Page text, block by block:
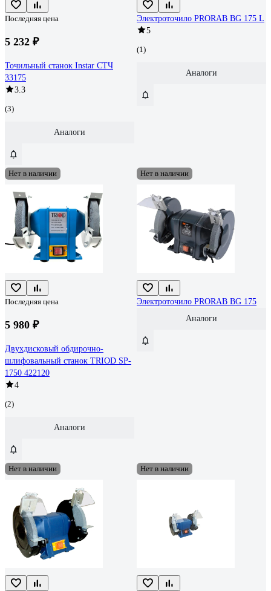
Последняя цена
5 232 ₽
Точильный станок Instar СТЧ
33175
3.3
(3)
Аналоги
Электроточило PRORAB BG 175 L
5
(1)
Аналоги
Нет в наличии
Последняя цена
5 980 ₽
Двухдисковый обдирочно-
шлифовальный станок TRIOD SP-
1750 422120
4
(2)
Аналоги
Нет в наличии
Электроточило PRORAB BG 175
Аналоги
Нет в наличии Нет в наличии